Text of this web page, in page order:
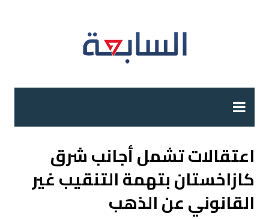
اعتقالات تشمل أجانب شرق
كازاخستان بتهمة التنقيب غير
القانوني عن الذهب